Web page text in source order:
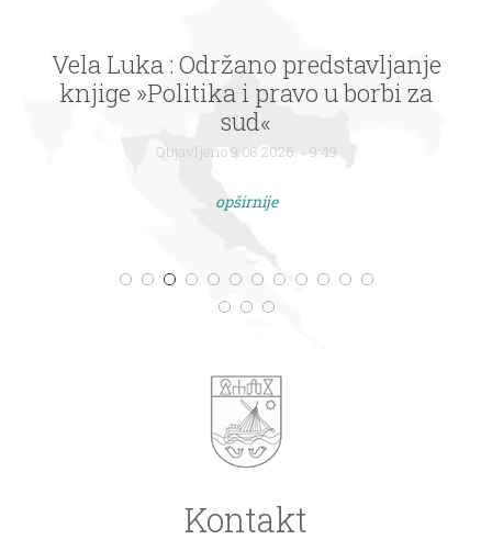
Vela Luka : Održano predstavljanje
knjige »Politika i pravo u borbi za
sud«
Objavljeno 9.08.2026. - 9:49
opširnije
Kontakt